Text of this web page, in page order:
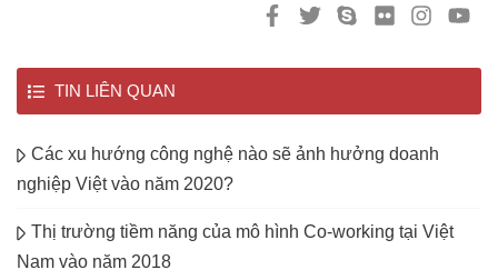
TIN LIÊN QUAN
Các xu hướng công nghệ nào sẽ ảnh hưởng doanh
nghiệp Việt vào năm 2020?
Thị trường tiềm năng của mô hình Co-working tại Việt
Nam vào năm 2018